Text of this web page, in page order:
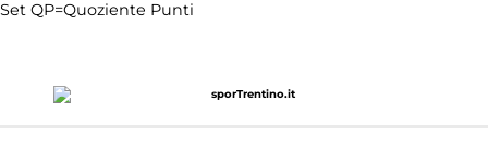
Set QP=Quoziente Punti